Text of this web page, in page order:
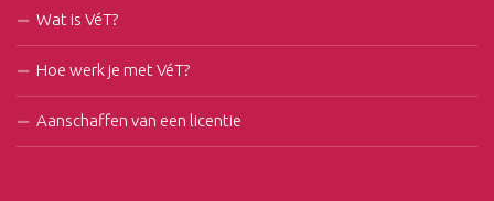
Wat is VéT?
Hoe werk je met VéT?
Aanschaffen van een licentie